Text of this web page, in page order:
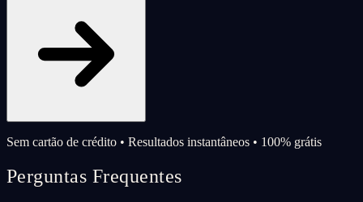
Sem cartão de crédito • Resultados instantâneos • 100% grátis
Perguntas Frequentes